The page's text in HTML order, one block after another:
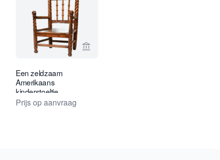
Bekijk verkoperspagina van Limburg
Een zeldzaam
Amerikaans
kinderstoeltje
Prijs op aanvraag